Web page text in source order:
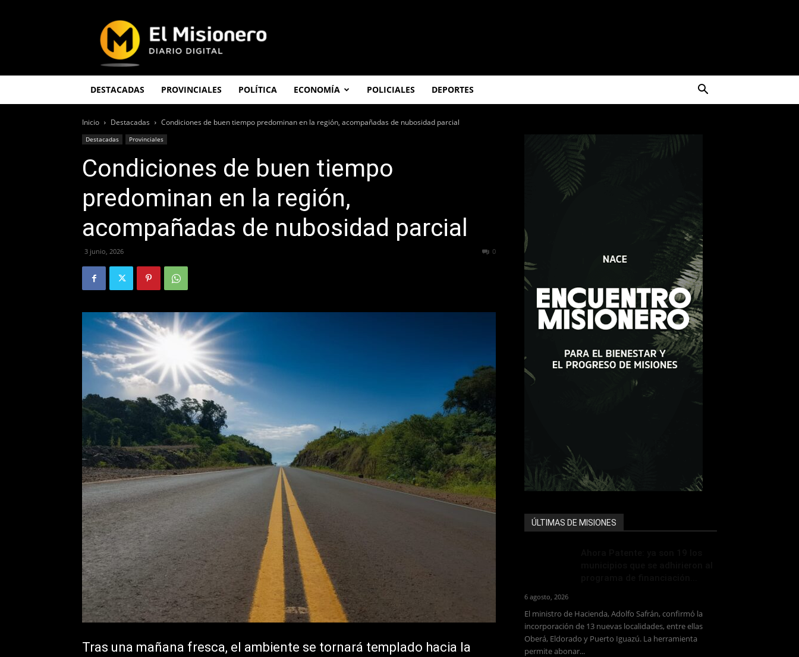
Misionero
DESTACADAS PROVINCIALES POLÍTICA ECONOMÍA POLICIALES DEPORTES
Inicio Destacadas Condiciones de buen tiempo predominan en la región, acompañadas de nubosidad parcial
Destacadas Provinciales
Condiciones de buen tiempo
predominan en la región,
acompañadas de nubosidad parcial
3 junio, 2026 0
Tras una mañana fresca, el ambiente se tornará templado hacia la
ÚLTIMAS DE MISIONES
6 agosto, 2026
El ministro de Hacienda, Adolfo Safrán, confirmó la
incorporación de 13 nuevas localidades, entre ellas
Oberá, Eldorado y Puerto Iguazú. La herramienta
permite abonar...